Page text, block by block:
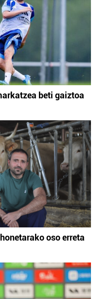
beti gaiztoa
oso erreta